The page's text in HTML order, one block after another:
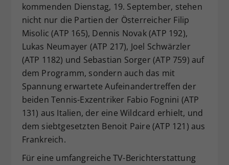
kommenden Dienstag, 19. September, stehen
nicht nur die Partien der Österreicher Filip
Misolic (ATP 165), Dennis Novak (ATP 192),
Lukas Neumayer (ATP 217), Joel Schwärzler
(ATP 1182) und Sebastian Sorger (ATP 759) auf
dem Programm, sondern auch das mit
Spannung erwartete Aufeinandertreffen der
beiden Tennis-Exzentriker Fabio Fognini (ATP
131) aus Italien, der eine Wildcard erhielt, und
dem siebtgesetzten Benoit Paire (ATP 121) aus
Frankreich.
Für eine umfangreiche TV-Berichterstattung